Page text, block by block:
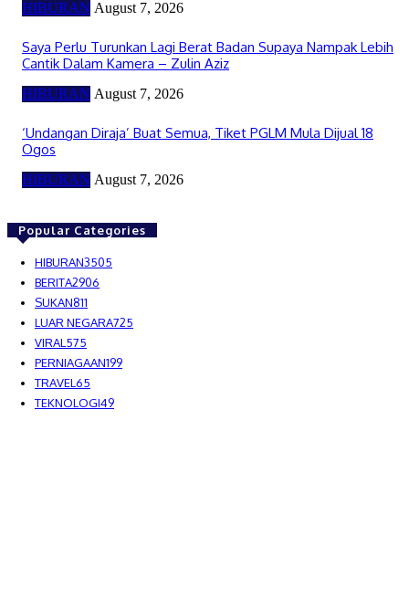
HIBURAN August 7, 2026
Saya Perlu Turunkan Lagi Berat Badan Supaya Nampak Lebih
Cantik Dalam Kamera – Zulin Aziz
HIBURAN August 7, 2026
‘Undangan Diraja’ Buat Semua, Tiket PGLM Mula Dijual 18
Ogos
HIBURAN August 7, 2026
Popular Categories
HIBURAN3505
BERITA2906
SUKAN811
LUAR NEGARA725
VIRAL 575
PERNIAGAAN199
TRAVEL 65
TEKNOLOGI49